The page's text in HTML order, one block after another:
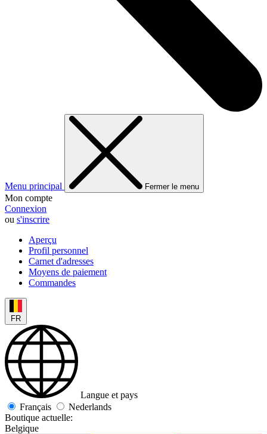
Menu principal Fermer le menu
Mon compte
Connexion
ou s'inscrire
Aperçu
Profil personnel
Carnet d'adresses
Moyens de paiement
Commandes
FR
Langue et pays
Français
Nederlands
Boutique actuelle:
Belgique